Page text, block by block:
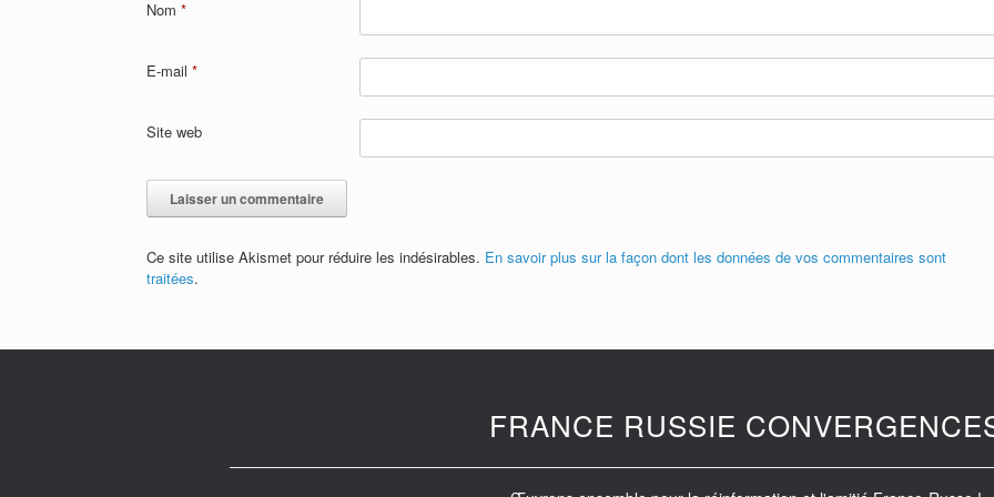
Nom *
E-mail *
Site web
Ce site utilise Akismet pour réduire les indésirables. En savoir plus sur la façon dont les données de vos commentaires sont
traitées.
FRANCE RUSSIE